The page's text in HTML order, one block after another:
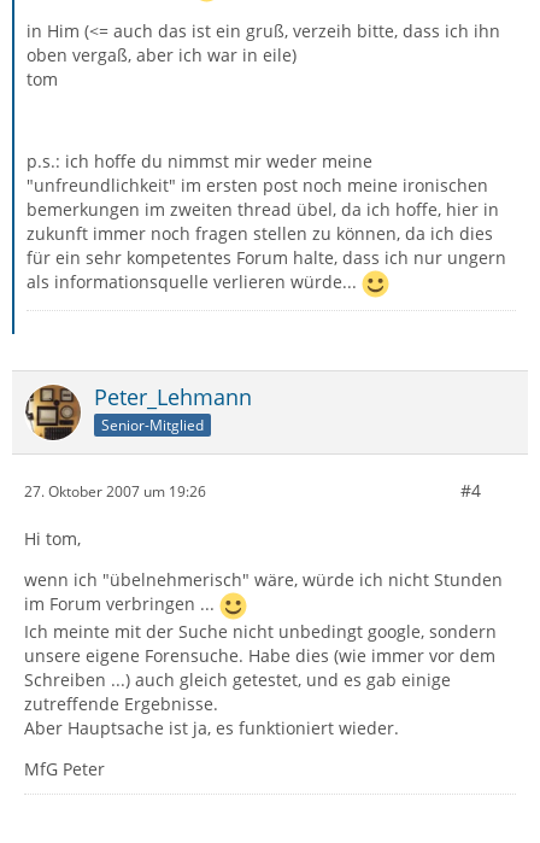
in Him (<= auch das ist ein gruß, verzeih bitte, dass ich ihn
oben vergaß, aber ich war in eile)
tom
p.s.: ich hoffe du nimmst mir weder meine
"unfreundlichkeit" im ersten post noch meine ironischen
bemerkungen im zweiten thread übel, da ich hoffe, hier in
zukunft immer noch fragen stellen zu können, da ich dies
für ein sehr kompetentes Forum halte, dass ich nur ungern
als informationsquelle verlieren würde...
Peter_Lehmann
Senior-Mitglied
27. Oktober 2007 um 19:26 #4
Hi tom,
wenn ich "übelnehmerisch" wäre, würde ich nicht Stunden
im Forum verbringen ...
Ich meinte mit der Suche nicht unbedingt google, sondern
unsere eigene Forensuche. Habe dies (wie immer vor dem
Schreiben ...) auch gleich getestet, und es gab einige
zutreffende Ergebnisse.
Aber Hauptsache ist ja, es funktioniert wieder.
MfG Peter